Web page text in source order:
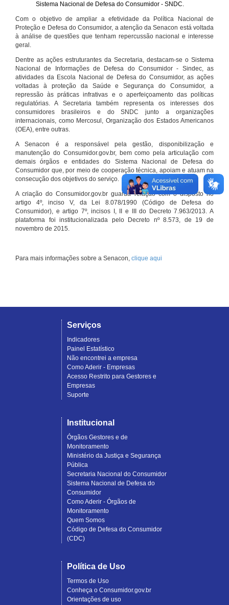
Sistema Nacional de Defesa do Consumidor - SNDC.
Com o objetivo de ampliar a efetividade da Política Nacional de
Proteção e Defesa do Consumidor, a atenção da Senacon está voltada
à análise de questões que tenham repercussão nacional e interesse
geral.
Dentre as ações estruturantes da Secretaria, destacam-se o Sistema
Nacional de Informações de Defesa do Consumidor - Sindec, as
atividades da Escola Nacional de Defesa do Consumidor, as ações
voltadas à proteção da Saúde e Segurança do Consumidor, a
repressão às práticas infrativas e o aperfeiçoamento das políticas
regulatórias. A Secretaria também representa os interesses dos
consumidores brasileiros e do SNDC junto a organizações
internacionais, como Mercosul, Organização dos Estados Americanos
(OEA), entre outras.
A Senacon é a responsável pela gestão, disponibilização e
manutenção do Consumidor.gov.br, bem como pela articulação com
demais órgãos e entidades do Sistema Nacional de Defesa do
Consumidor que, por meio de cooperação técnica, apoiam e atuam na
consecução dos objetivos do serviço.
A criação do Consumidor.gov.br guarda relação com o disposto no
artigo 4º, inciso V, da Lei 8.078/1990 (Código de Defesa do
Consumidor), e artigo 7º, incisos I, II e III do Decreto 7.963/2013. A
plataforma foi institucionalizada pelo Decreto nº 8.573, de 19 de
novembro de 2015.
Para mais informações sobre a Senacon, clique aqui
Serviços
Indicadores
Painel Estatístico
Não encontrei a empresa
Como Aderir - Empresas
Acesso Restrito para Gestores e
Empresas
Suporte
Institucional
Órgãos Gestores e de
Monitoramento
Ministério da Justiça e Segurança
Pública
Secretaria Nacional do Consumidor
Sistema Nacional de Defesa do
Consumidor
Como Aderir - Órgãos de
Monitoramento
Quem Somos
Código de Defesa do Consumidor
(CDC)
Política de Uso
Termos de Uso
Conheça o Consumidor.gov.br
Orientações de uso